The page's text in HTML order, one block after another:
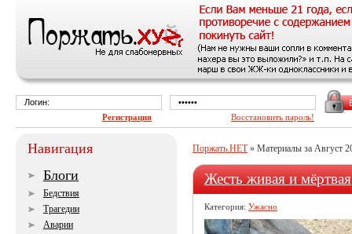
Поржать.НЕТ» Материалы за Август
Жесть живая и мёртвая
Категория: Ужасно
Навигация
Блоги
Бедствия
Трагедии
Аварии
Регистрация Восстановить пароль!